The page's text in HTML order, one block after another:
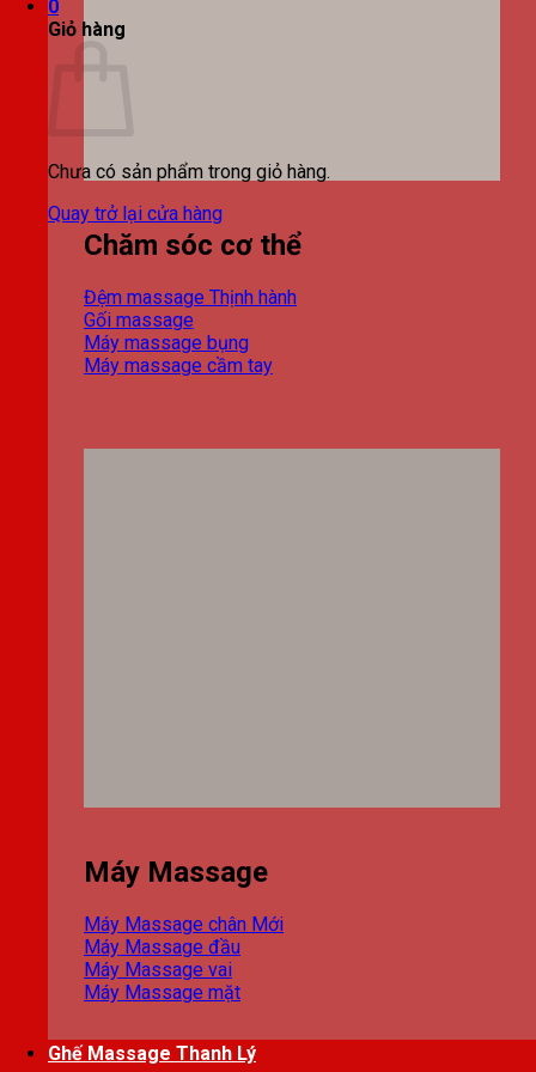
0
Giỏ hàng
Chưa có sản phẩm trong giỏ hàng.
Quay trở lại cửa hàng
Chăm sóc cơ thể
Đệm massage
Gối massage
Máy massage bụng
Máy massage cầm tay
Máy Massage
Máy Massage chân
Máy Massage đầu
Máy Massage vai
Máy Massage mặt
Ghế Massage Thanh Lý